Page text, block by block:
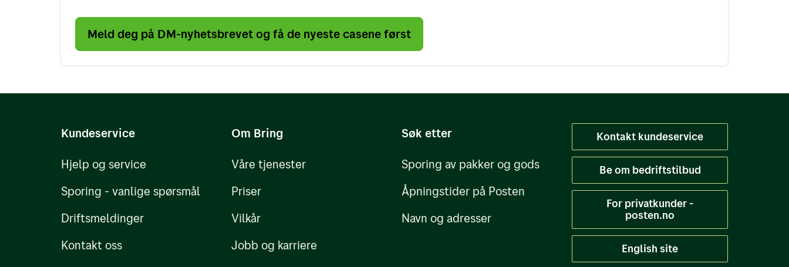
Meld deg på DM-nyhetsbrevet og få de nyeste casene først
Kundeservice
Hjelp og service
Sporing - vanlige spørsmål
Driftsmeldinger
Kontakt oss
Om Bring
Våre tjenester
Priser
Vilkår
Jobb og karriere
Søk etter
Sporing av pakker og gods
Åpningstider på Posten
Navn og adresser
Kontakt kundeservice
Be om bedriftstilbud
For privatkunder -
posten.no
English site